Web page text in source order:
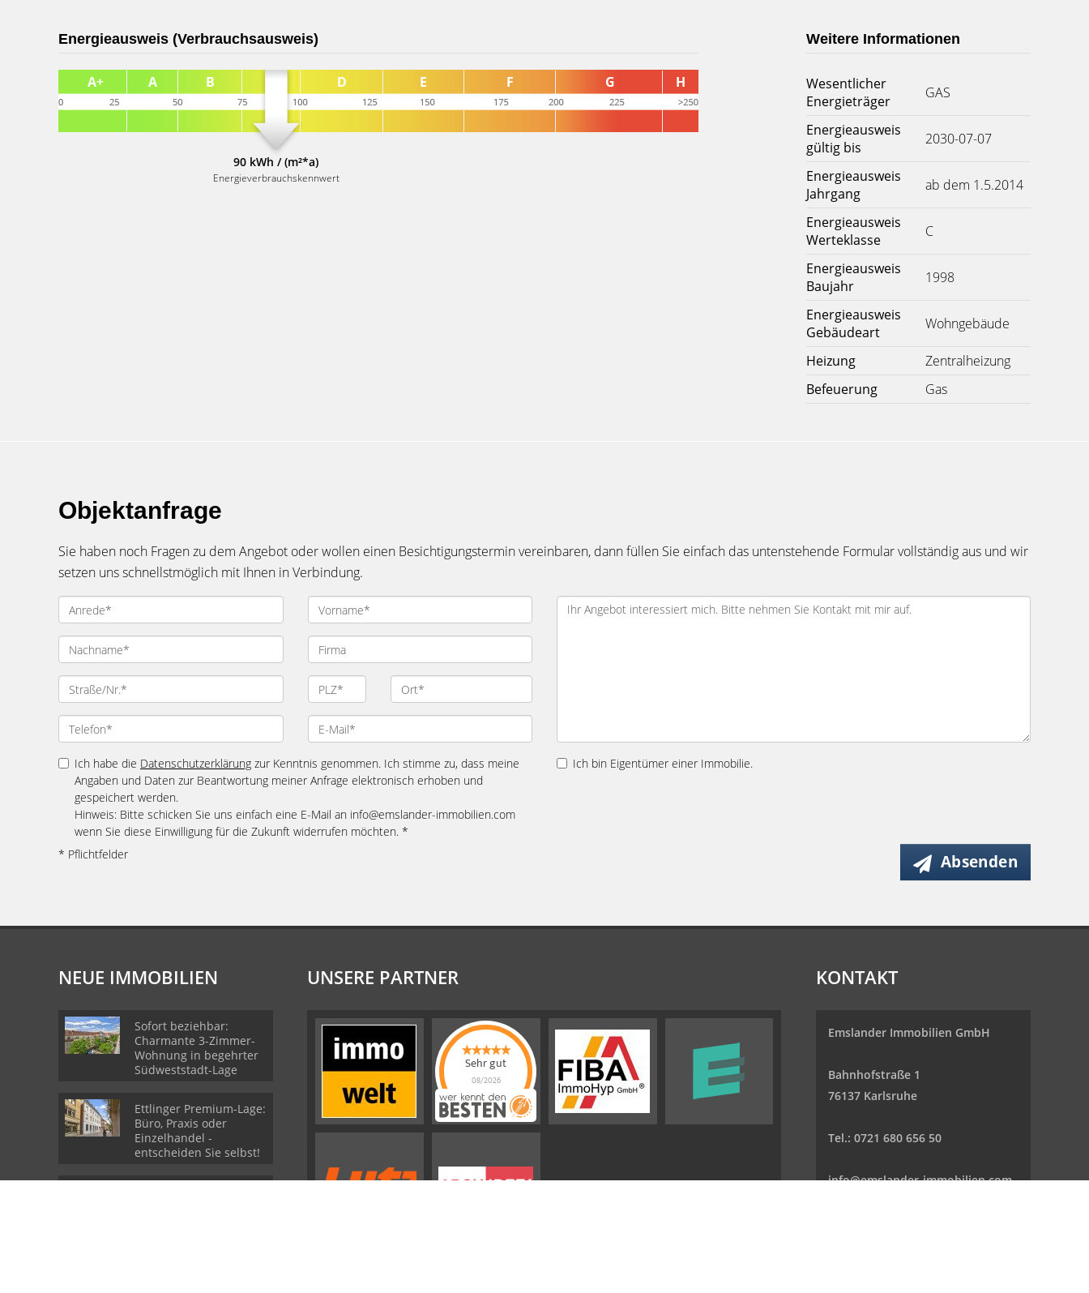
Energieausweis (Verbrauchsausweis)
90 kWh / (m²*a)
Energieverbrauchskennwert
Weitere Informationen
Wesentlicher
Energieträger
GAS
Energieausweis
gültig bis
2030-07-07
Energieausweis
Jahrgang
ab dem 1.5.2014
Energieausweis
Werteklasse
C
Energieausweis
Baujahr
1998
Energieausweis
Gebäudeart
Wohngebäude
Heizung
Zentralheizung
Befeuerung
Gas
Objektanfrage
Sie haben noch Fragen zu dem Angebot oder wollen einen Besichtigungstermin vereinbaren, dann füllen Sie einfach das untenstehende Formular vollständig aus und wir
setzen uns schnellstmöglich mit Ihnen in Verbindung.
Ich habe die Datenschutzerklärung zur Kenntnis genommen. Ich stimme zu, dass meine
Angaben und Daten zur Beantwortung meiner Anfrage elektronisch erhoben und
gespeichert werden.
Hinweis: Bitte schicken Sie uns einfach eine E-Mail an info@emslander-immobilien.com
wenn Sie diese Einwilligung für die Zukunft widerrufen möchten. *
Ich bin Eigentümer einer Immobilie.
* Pflichtfelder Absenden
NEUE IMMOBILIEN
Sofort beziehbar:
Charmante 3-Zimmer-
Wohnung in begehrter
Südweststadt-Lage
Ettlinger Premium-Lage:
Büro, Praxis oder
Einzelhandel -
entscheiden Sie selbst!
UNSERE PARTNER
Sehr gut
08/2026
Emslander
Immobilien GMBH
hat4.88von5
GMBHBewertungen
auf
KONTAKT
Emslander Immobilien GmbH
Bahnhofstraße 1
76137 Karlsruhe
Tel.: 0721 680 656 50
info@emslander-immobilien.com